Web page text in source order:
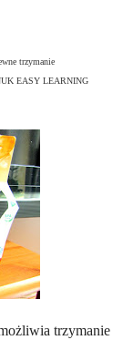
trzymanie
EASY LEARNING
trzymanie